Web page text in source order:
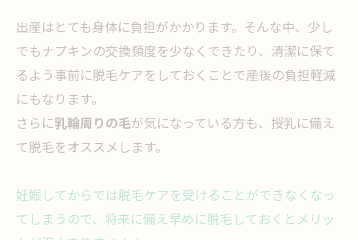
出産はとても身体に負担がかかります。そんな中、少し
でもナプキンの交換頻度を少なくできたり、清潔に保て
るよう事前に脱毛ケアをしておくことで産後の負担軽減
にもなります。
さらに乳輪周りの毛が気になっている方も、授乳に備え
て脱毛をオススメします。
妊娠してからでは脱毛ケアを受けることができなくなっ
てしまうので、将来に備え早めに脱毛しておくとメリッ